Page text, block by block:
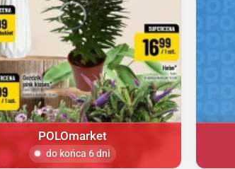
POLOmarket
do końca 6 dni